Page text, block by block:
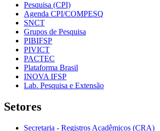
Pesquisa (CPI)
Agenda CPI/COMPESQ
SNCT
Grupos de Pesquisa
PIBIFSP
PIVICT
PACTEC
Plataforma Brasil
INOVA IFSP
Lab. Pesquisa e Extensão
Setores
Secretaria - Registros Acadêmicos (CRA)